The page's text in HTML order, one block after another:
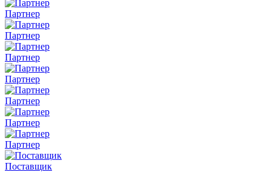
Партнер
Партнер
Партнер
Партнер
Партнер
Партнер
Партнер
Поставщик